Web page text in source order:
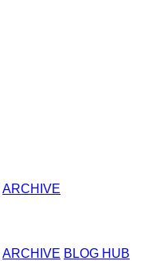
ARCHIVE
ARCHIVE BLOG HUB